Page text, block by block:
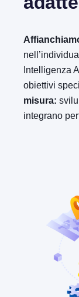
Intelligenza
obiettivi
misura:
integrano